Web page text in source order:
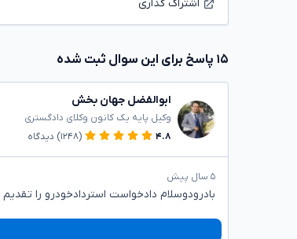
اشتراک گذاری
۱۵ پاسخ برای این سوال ثبت شده
ابوالفضل جهان بخش
وکیل پایه یک کانون وکلای دادگستری
۴.۸
(۱۲۴۸) دیدگاه
۵ سال پیش
بادرودوسلام دادخواست استردادخودرو را